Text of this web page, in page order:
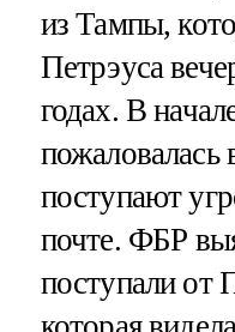
из Тампы,
Петрэуса
годах. В
пожаловалась
поступают
почте. ФБР
поступали от